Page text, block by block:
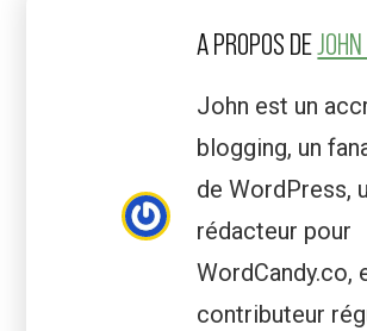
A PROPOS DE
John est un
blogging, un
de WordPress,
rédacteur pour
WordCandy.co,
contributeur